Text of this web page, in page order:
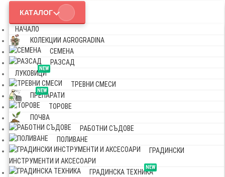
КАТАЛОГ
НАЧАЛО
КОЛЕКЦИИ AGROGRADINA
СЕМЕНА
РАЗСАД
NEW
ЛУКОВИЦИ
ТРЕВНИ СМЕСИ
NEW
ПРЕПАРАТИ
ТОРОВЕ
ПОЧВА
РАБОТНИ СЪДОВЕ
ПОЛИВАНЕ
ГРАДИНСКИ
ИНСТРУМЕНТИ И АКСЕСОАРИ
NEW
ГРАДИНСКА ТЕХНИКА